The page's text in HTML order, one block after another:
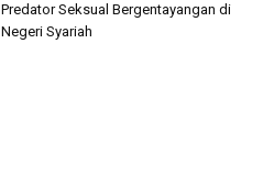
Predator Seksual Bergentayangan di
Negeri Syariah